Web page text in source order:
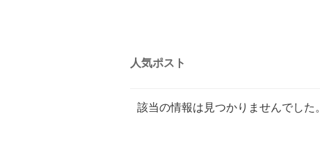
人気ポスト
該当の情報は見つかりませんでした。